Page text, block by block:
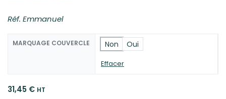
Réf. Emmanuel
MARQUAGE COUVERCLE Non Oui
Effacer
31,45 € HT